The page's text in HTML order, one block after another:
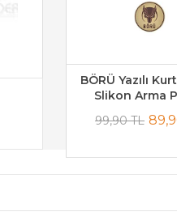
BÖRÜ Yazılı
Slikon Arma
99,90 TL